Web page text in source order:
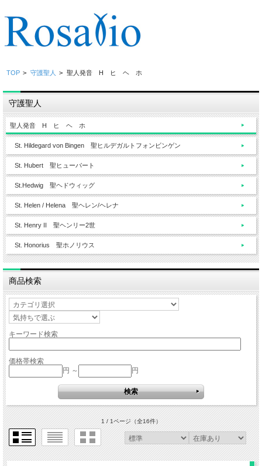
TOP > 守護聖人 > 聖人発音 H ヒ ヘ ホ
守護聖人
聖人発音 H ヒ ヘ ホ
St. Hildegard von Bingen 聖ヒルデガルトフォンビンゲン
St. Hubert 聖ヒューバート
St.Hedwig 聖ヘドウィッグ
St. Helen / Helena 聖ヘレン/ヘレナ
St. Henry II 聖ヘンリー2世
St. Honorius 聖ホノリウス
商品検索
キーワード検索
価格帯検索
円 ～
円
1 / 1ページ（全16件）